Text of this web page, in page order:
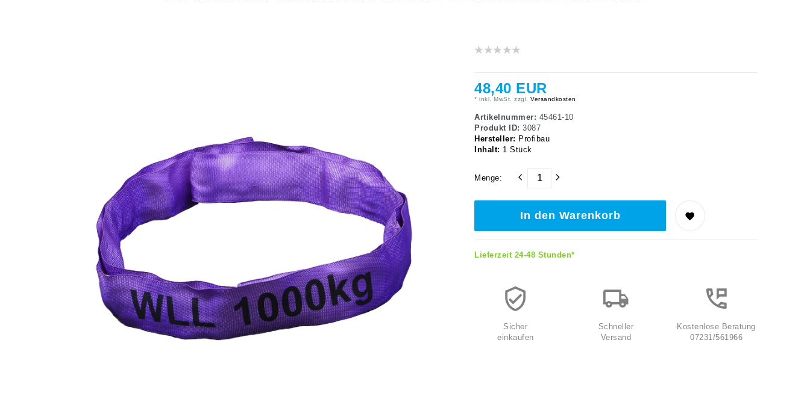
48,40 EUR
* inkl. MwSt. zzgl. Versandkosten
Artikelnummer: 45461-10
Produkt ID: 3087
Hersteller: Profibau
Inhalt: 1 Stück
Menge:
In den Warenkorb
Lieferzeit 24-48 Stunden*
Sicher
einkaufen
Schneller
Versand
Kostenlose Beratung
07231/561966